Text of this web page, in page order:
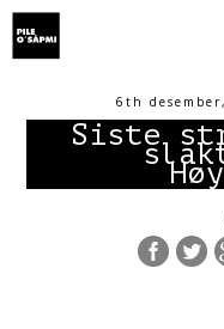
6th
Siste